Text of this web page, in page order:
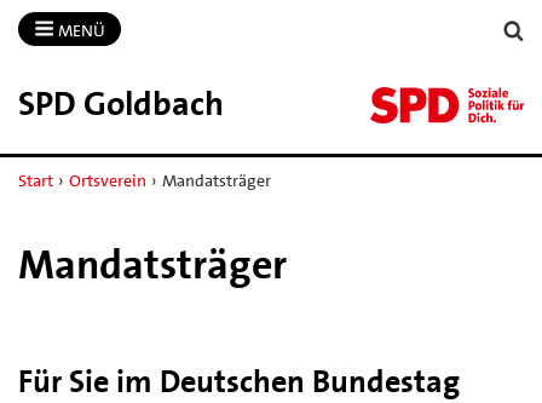
MENÜ
SPD Goldbach
Start › Ortsverein › Mandatsträger
Mandatsträger
Für Sie im Deutschen Bundestag